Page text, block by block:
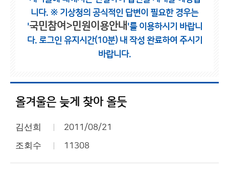
니다. ※ 기상청의 공식적인 답변이 필요한 경우는
'국민참여>민원이용안내 '를 이용하시기 바랍니
다. 로그인 유지시간(10분) 내 작성 완료하여 주시기
바랍니다.
올겨울은 늦게 찾아 올듯
김선희 2011/08/21
조회수 11308